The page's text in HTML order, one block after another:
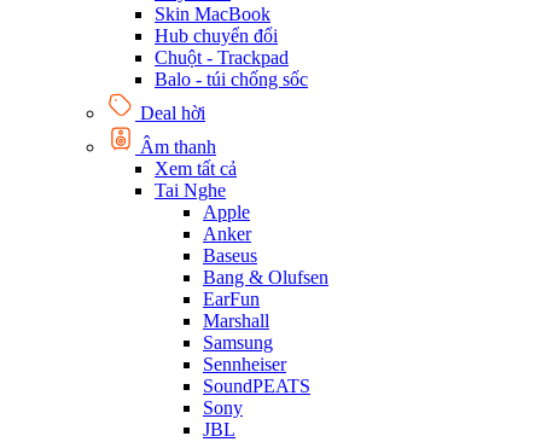
Skin MacBook
Hub chuyển đổi
Chuột - Trackpad
Balo - túi chống sốc
Deal hời
Âm thanh
Xem tất cả
Tai Nghe
Apple
Anker
Baseus
Bang & Olufsen
EarFun
Marshall
Samsung
Sennheiser
SoundPEATS
Sony
JBL